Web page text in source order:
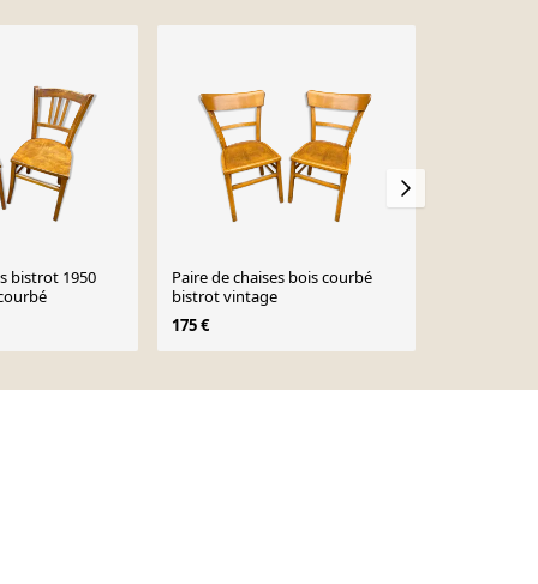
bistrot 1950
Paire de chaises bois courbé
bistrot vintage
175 €